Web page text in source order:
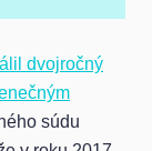
dvojročný
súdu